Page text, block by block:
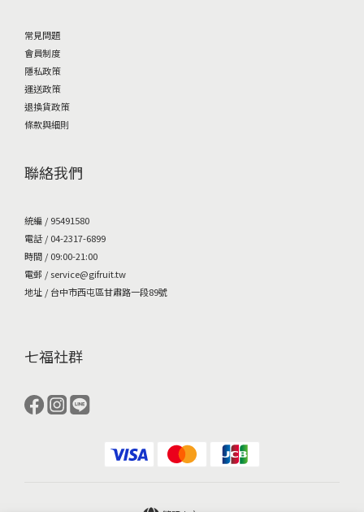
常見問題
會員制度
隱私政策
運送政策
退換貨政策
條款與細則
聯絡我們
統編 / 95491580
電話 / 04-2317-6899
時間 / 09:00-21:00
電郵 / service@gifruit.tw
地址 / 台中市西屯區甘肅路一段89號
七福社群